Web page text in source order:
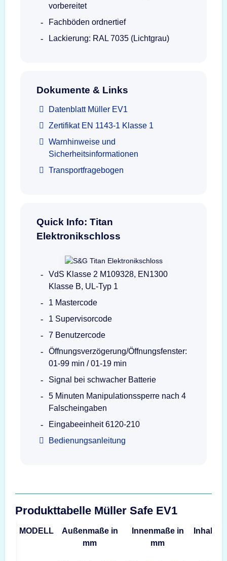
vorbereitet
Fachböden ordnertief
Lackierung: RAL 7035 (Lichtgrau)
Dokumente & Links
Datenblatt Müller EV1
Zertifikat EN 1143-1 Klasse 1
Warnhinweise und
Sicherheitsinformationen
Transportfragebogen
Quick Info: Titan
Elektronikschloss
VdS Klasse 2 M109328, EN1300
Klasse B, UL-Typ 1
1 Mastercode
1 Supervisorcode
7 Benutzercode
Öffnungsverzögerung/Öffnungsfenster:
01-99 min / 01-19 min
Signal bei schwacher Batterie
5 Minuten Manipulationssperre nach 4
Falscheingaben
Eingabeeinheit 6120-210
Bedienungsanleitung
Produkttabelle Müller Safe EV1
MODELL
Außenmaße in
mm
Innenmaße in
mm
Inhalt